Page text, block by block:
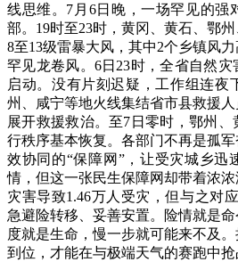
线思维。7月6日晚，一场罕见的强
部。19时至23时，黄冈、黄石、鄂
8至13级雷暴大风，其中2个乡镇风
罕见龙卷风。6日23时，全省自然
启动。没有片刻迟疑，工作组连夜
州、咸宁等地火线集结省市县救援
展开救援救治。至7日零时，鄂州
行秩序基本恢复。各部门不再是孤
效协同的“保障网”，让受灾城乡迅
情，但这一张民生保障网却带着浓
灾害导致1.46万人受灾，但与之对
急避险转移、妥善安置。险情就是
度就是生命，慢一步就可能来不及
到位，才能在与极端天气的赛跑中抢